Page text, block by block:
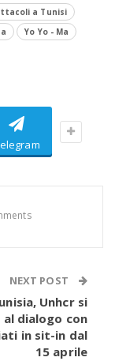
a Tunisi
Yo Yo - Ma
NEXT POST
Unhcr si
al dialogo con
in sit-in dal
15 aprile